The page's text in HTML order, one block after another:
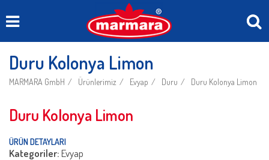
Duru Kolonya Limon
MARMARA GmbH Ürünlerimiz Evyap Duru Duru Kolonya Limon
Duru Kolonya Limon
ÜRÜN DETAYLARI
Kategoriler:Evyap